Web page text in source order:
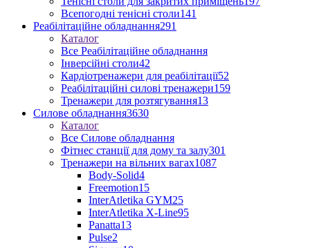
Всепогодні тенісні столи141
Реабілітаційне обладнання291
Каталог
Все Реабілітаційне обладнання
Інверсійні столи42
Кардіотренажери для реабілітації52
Реабілітаційні силові тренажери159
Тренажери для розтягування13
Силове обладнання3630
Каталог
Все Силове обладнання
Фітнес станції для дому та залу301
Тренажери на вільних вагах1087
Body-Solid4
Freemotion15
InterAtletika GYM25
InterAtletika X-Line95
Panatta13
Pulse2